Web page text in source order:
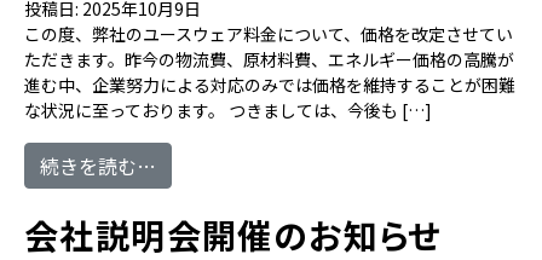
投稿日: 2025年10月9日
この度、弊社のユースウェア料金について、価格を改定させてい
ただきます。昨今の物流費、原材料費、エネルギー価格の高騰が
進む中、企業努力による対応のみでは価格を維持することが困難
な状況に至っております。 つきましては、今後も […]
続きを読む…
会社説明会開催のお知らせ